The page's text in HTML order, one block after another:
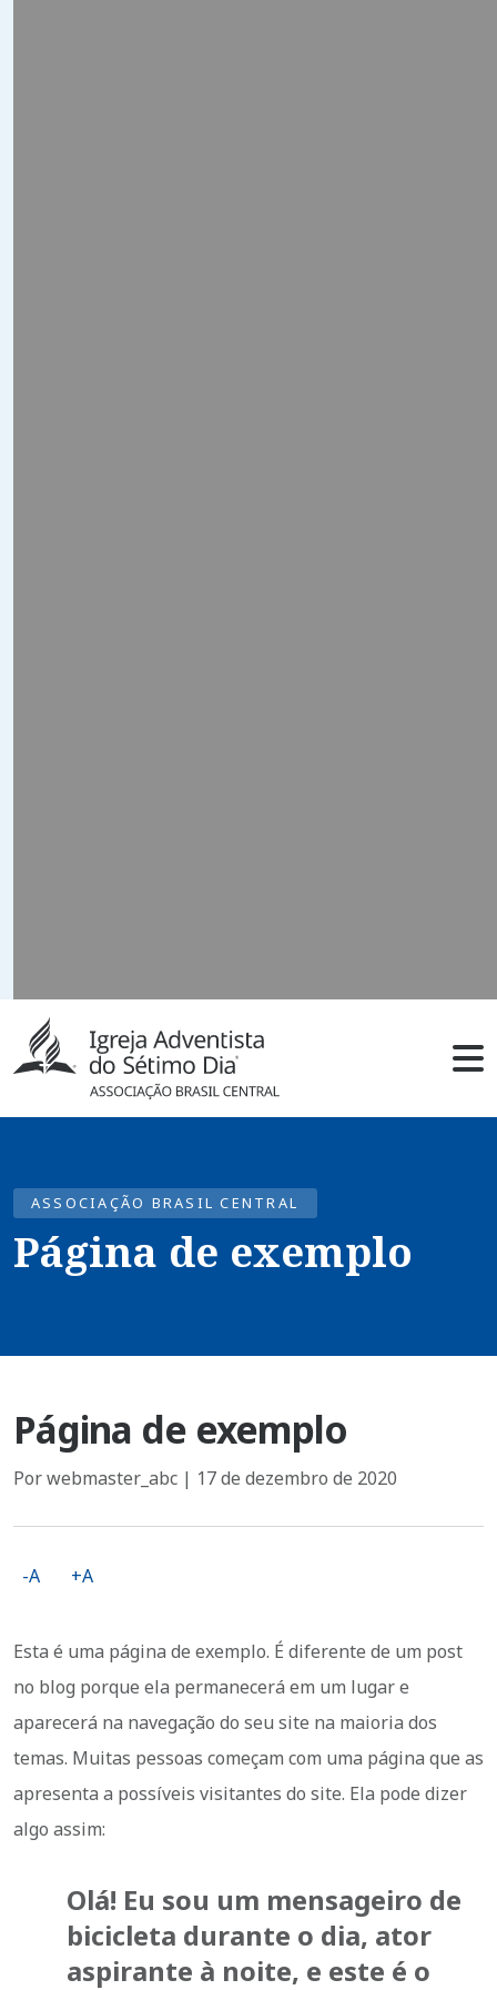
ASSOCIAÇÃO BRASIL CENTRAL
Página de exemplo
Página de exemplo
Por webmaster_abc | 17 de dezembro de 2020
-A +A
Esta é uma página de exemplo. É diferente de um post
no blog porque ela permanecerá em um lugar e
aparecerá na navegação do seu site na maioria dos
temas. Muitas pessoas começam com uma página que as
apresenta a possíveis visitantes do site. Ela pode dizer
algo assim:
Olá! Eu sou um mensageiro de
bicicleta durante o dia, ator
aspirante à noite, e este é o